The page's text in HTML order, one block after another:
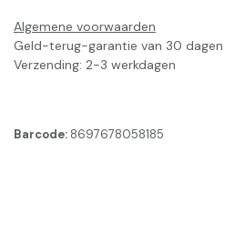
Algemene voorwaarden
Geld-terug-garantie van 30 dagen
Verzending: 2-3 werkdagen
Barcode: 8697678058185